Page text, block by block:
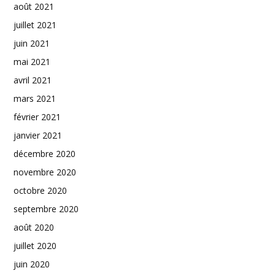
août 2021
juillet 2021
juin 2021
mai 2021
avril 2021
mars 2021
février 2021
janvier 2021
décembre 2020
novembre 2020
octobre 2020
septembre 2020
août 2020
juillet 2020
juin 2020